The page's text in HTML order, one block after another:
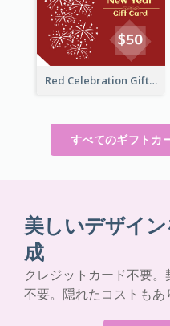
Red Celebration Gift Card
すべてのギフトカ
美しいデザイ
成
クレジットカード不要
不要。隠れたコストもあ